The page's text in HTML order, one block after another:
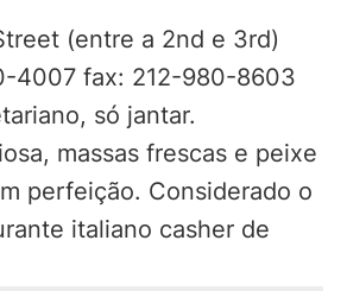
(entre a 2nd e 3rd)
4007 fax: 212-980-8603
só jantar.
massas frescas e peixe
perfeição. Considerado o
italiano casher de